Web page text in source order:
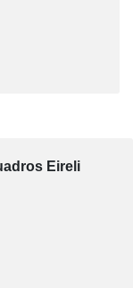
Eireli